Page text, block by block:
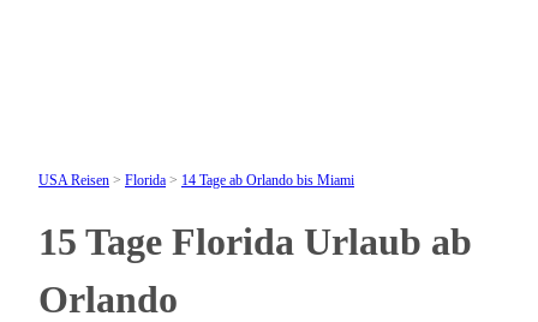
USA Reisen > Florida > 14 Tage ab Orlando bis Miami
15 Tage Florida Urlaub ab
Orlando